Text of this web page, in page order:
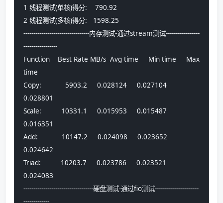
1 线程测试(单核)得分:    790.92
2 线程测试(多核)得分:   1598.25
---------------------------------内存测试-通过stream测试-----------------
-----------------
Function    Best Rate MB/s  Avg time     Min time     Max
time
Copy:            5903.2     0.028124     0.027104
0.028801
Scale:          10331.1     0.015953     0.015487
0.016351
Add:            10147.2     0.024098     0.023652
0.024642
Triad:          10203.7     0.023786     0.023521
0.024083
-----------------------------------硬盘测试-通过fio测试----------------------